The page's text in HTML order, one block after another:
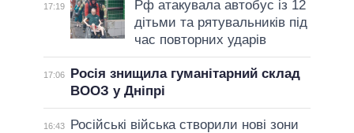
17:19
Рф атакувала автобус із 12
дітьми та рятувальників під
час повторних ударів
17:06
Росія знищила гуманітарний склад
ВООЗ у Дніпрі
16:43
Російські війська створили нові зони